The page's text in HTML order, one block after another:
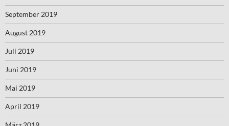
September 2019
August 2019
Juli 2019
Juni 2019
Mai 2019
April 2019